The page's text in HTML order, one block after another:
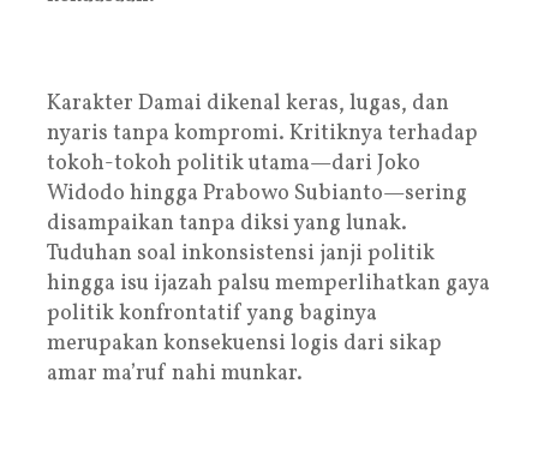
Karakter Damai dikenal keras, lugas, dan
nyaris tanpa kompromi. Kritiknya terhadap
tokoh-tokoh politik utama—dari Joko
Widodo hingga Prabowo Subianto—sering
disampaikan tanpa diksi yang lunak.
Tuduhan soal inkonsistensi janji politik
hingga isu ijazah palsu memperlihatkan gaya
politik konfrontatif yang baginya
merupakan konsekuensi logis dari sikap
amar ma’ruf nahi munkar.